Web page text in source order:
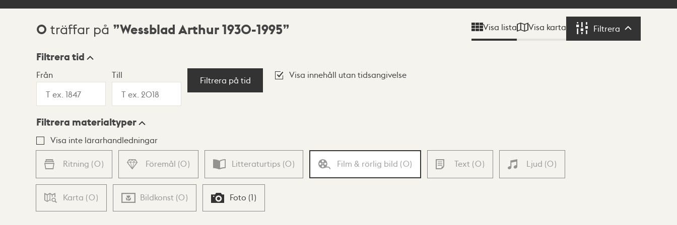
Sökresultat
0 träffar på Wessblad Arthur 1930-1995 Visa lista Visa karta Filtrera Filtrera
Visningsläge
Lista Karta
Filtrera tid
Från Till
Filtrera på tid
Visa innehåll utan tidsangivelse
Filtrera materialtyper
Visa inte lärarhandledningar
Ritning (0) Föremål (0) Litteraturtips (0) Film & rörlig bild (0) Text (0) Ljud (0)
Karta (0) Bildkonst (0) Foto (1)